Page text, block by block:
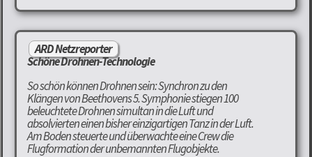
ARD Netzreporter
Schöne Drohnen-Technologie
So schön können Drohnen sein: Synchron zu den
Klängen von Beethovens 5. Symphonie stiegen 100
beleuchtete Drohnen simultan in die Luft und
absolvierten einen bisher einzigartigen Tanz in der Luft.
Am Boden steuerte und überwachte eine Crew die
Flugformation der unbemannten Flugobjekte.